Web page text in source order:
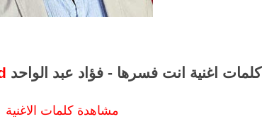
كلمات اغنية انت فسرها - فؤاد عبد الواحد
مشاهدة كلمات الاغنية